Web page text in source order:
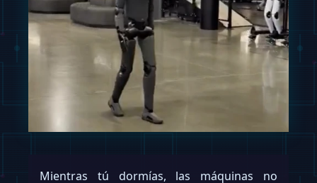
Mientras tú dormías, las máquinas no